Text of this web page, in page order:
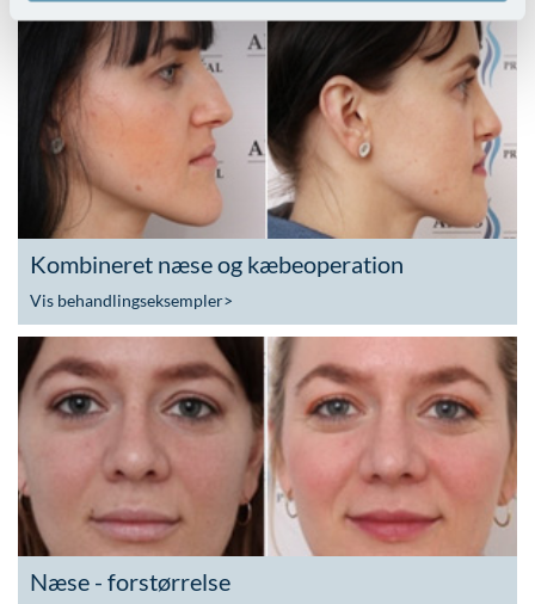
Kombineret næse og kæbeoperation
Vis behandlingseksempler>
Næse - forstørrelse